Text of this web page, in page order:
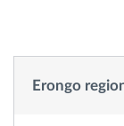
Kako
Erongo